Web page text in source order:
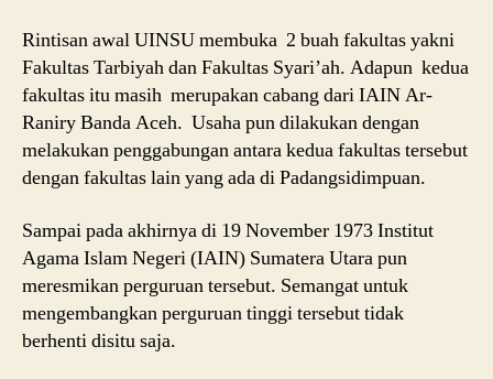
Rintisan awal UINSU membuka 2 buah fakultas yakni
Fakultas Tarbiyah dan Fakultas Syari’ah. Adapun kedua
fakultas itu masih merupakan cabang dari IAIN Ar-
Raniry Banda Aceh. Usaha pun dilakukan dengan
melakukan penggabungan antara kedua fakultas tersebut
dengan fakultas lain yang ada di Padangsidimpuan.
Sampai pada akhirnya di 19 November 1973 Institut
Agama Islam Negeri (IAIN) Sumatera Utara pun
meresmikan perguruan tersebut. Semangat untuk
mengembangkan perguruan tinggi tersebut tidak
berhenti disitu saja.